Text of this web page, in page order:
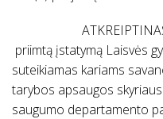
ATKREIPTINAS
priimtą įstatymą Laisvės
suteikiamas kariams
tarybos apsaugos
saugumo departamento